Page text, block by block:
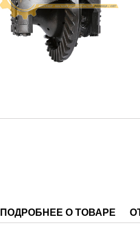
ПОДРОБНЕЕ О ТОВАРЕ